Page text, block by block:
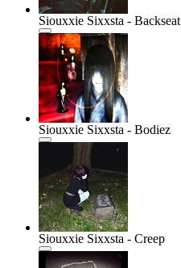
Siouxxie Sixxsta - Backseat
Siouxxie Sixxsta - Bodiez
Siouxxie Sixxsta - Creep